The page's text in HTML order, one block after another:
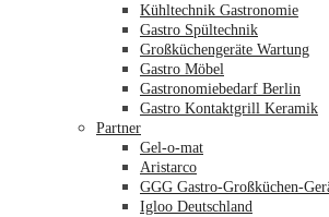
Kühltechnik Gastronomie
Gastro Spültechnik
Großküchengeräte Wartung
Gastro Möbel
Gastronomiebedarf Berlin
Gastro Kontaktgrill Keramik
Partner
Gel-o-mat
Aristarco
GGG Gastro-Großküchen-
Igloo Deutschland